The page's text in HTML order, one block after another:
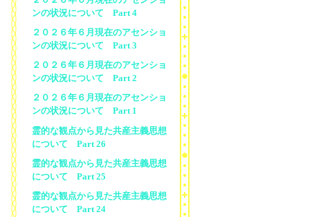
ンの状況について Part 4
２０２６年６月現在のアセンショ
ンの状況について Part 3
２０２６年６月現在のアセンショ
ンの状況について Part 2
２０２６年６月現在のアセンショ
ンの状況について Part 1
霊的な観点から見た共産主義思想
について Part 26
霊的な観点から見た共産主義思想
について Part 25
霊的な観点から見た共産主義思想
について Part 24